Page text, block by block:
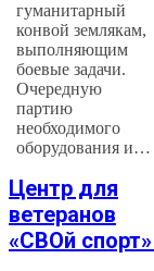
гуманитарный
конвой землякам,
выполняющим
боевые задачи.
Очередную
партию
необходимого
оборудования и…
Центр для
ветеранов
«СВОй спорт»